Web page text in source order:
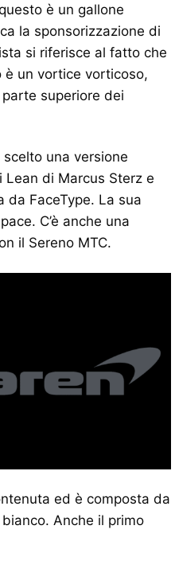
è un gallone
la sponsorizzazione di
si riferisce al fatto che
è un vortice vorticoso,
superiore dei
una versione
di Marcus Sterz e
da FaceType. La sua
C’è anche una
il Sereno MTC.
ed è composta da
Anche il primo